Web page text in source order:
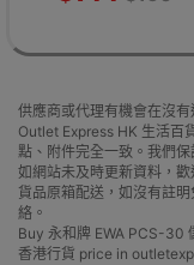
供應商或代理有機會在沒
Outlet Express HK 生活百
點、附件完全一致。我們保
如網站未及時更新資料，歡
貨品原箱配送，如沒有註
絡。
Buy 永和牌 EWA PCS-30
香港行貨 price in